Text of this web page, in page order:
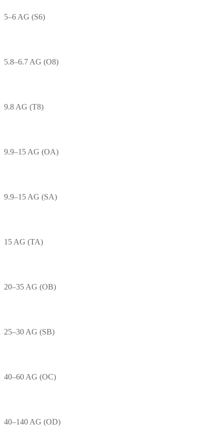
5–6 AG (S6)
5.8–6.7 AG (O8)
9.8 AG (T8)
9.9–15 AG (OA)
9.9–15 AG (SA)
15 AG (TA)
20–35 AG (OB)
25–30 AG (SB)
40–60 AG (OC)
40–140 AG (OD)